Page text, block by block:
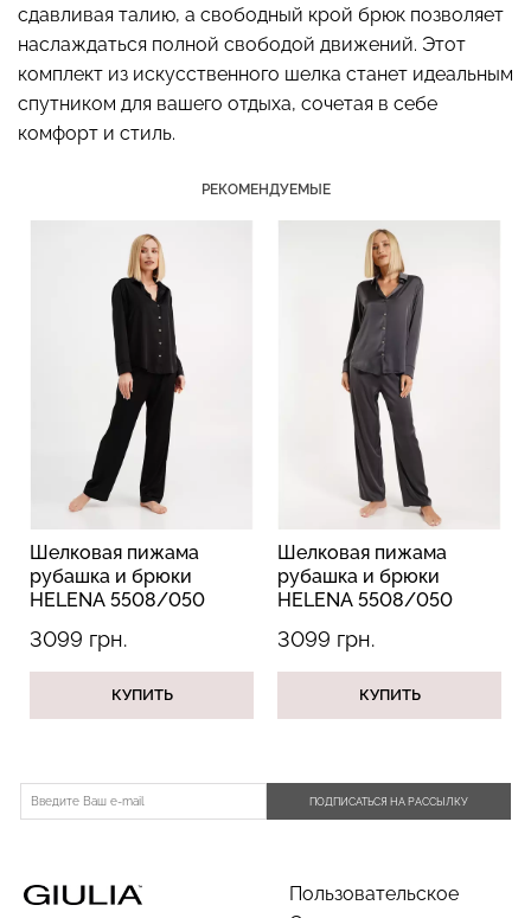
сдавливая талию, а свободный крой брюк позволяет
наслаждаться полной свободой движений. Этот
комплект из искусственного шелка станет идеальным
спутником для вашего отдыха, сочетая в себе
комфорт и стиль.
РЕКОМЕНДУЕМЫЕ
Шелковая пижама
рубашка и брюки
HELENA 5508/050
3099 грн.
КУПИТЬ
Шелковая пижама
рубашка и брюки
HELENA 5508/050
3099 грн.
КУПИТЬ
ПОДПИСАТЬСЯ НА РАССЫЛКУ
Пользовательское
Бесшовные стринги
STRING BRIEFS (черный)
Giulia
Бесшовный топ с легкой
коррекцией BRA
SHAPEWEAR nude
(бежевый) Giulia
Бесшовные трусы
хипстеры HIPSTER BRIEFS
(бежевый) Giulia
329 грн.
Топ на бретелях в рубчик
CAMI TOP RIB white
(белый) Giulia
499 грн.